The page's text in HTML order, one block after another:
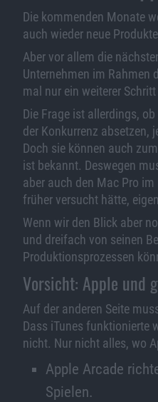
Die kommenden Monate
auch wieder neue
Aber vor allem die
Unternehmen im Rahmen
mal nur ein weiterer
Die Frage ist allerdings,
der Konkurrenz absetzen,
Doch sie können auch
ist bekannt. Deswegen
aber auch den Mac Pro
früher versucht hätte,
Wenn wir den Blick aber
und dreifach von seinen
Produktionsprozessen
Vorsicht: Apple und
Auf der anderen Seite
Dass iTunes funktionierte
nicht. Nur nicht alles, wo
Apple Arcade
Spielen.